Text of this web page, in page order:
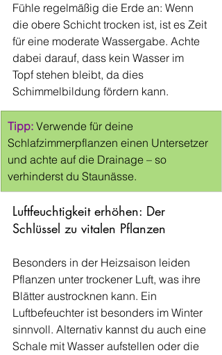
Fühle regelmäßig die Erde an: Wenn
die obere Schicht trocken ist, ist es Zeit
für eine moderate Wassergabe. Achte
dabei darauf, dass kein Wasser im
Topf stehen bleibt, da dies
Schimmelbildung fördern kann.
Tipp: Verwende für deine
Schlafzimmerpflanzen einen Untersetzer
und achte auf die Drainage – so
verhinderst du Staunässe.
Luftfeuchtigkeit erhöhen: Der
Schlüssel zu vitalen Pflanzen
Besonders in der Heizsaison leiden
Pflanzen unter trockener Luft, was ihre
Blätter austrocknen kann. Ein
Luftbefeuchter ist besonders im Winter
sinnvoll. Alternativ kannst du auch eine
Schale mit Wasser aufstellen oder die